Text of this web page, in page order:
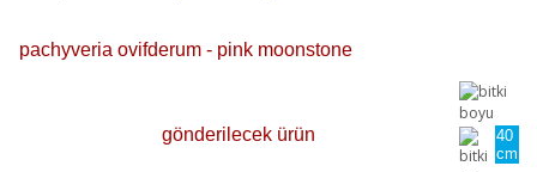
pachyveria ovifderum - pink moonstone
gönderilecek ürün
40
cm